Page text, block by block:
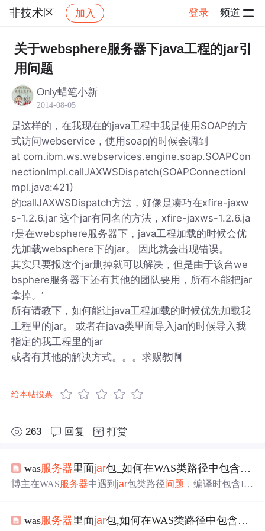
非技术区 加入 登录 频道
社区 非技术区 帖子详情
关于websphere服务器下java工程的jar引
用问题
Only蜡笔小新
2014-08-05
是这样的，在我现在的java工程中我是使用SOAP的方
式访问webservice，使用soap的时候会调到
at com.ibm.ws.webservices.engine.soap.SOAPCon
nectionImpl.callJAXWSDispatch(SOAPConnectionI
mpl.java:421)
的callJAXWSDispatch方法，好像是凑巧在xfire-jaxw
s-1.2.6.jar 这个jar有同名的方法，xfire-jaxws-1.2.6.ja
r是在websphere服务器下，java工程加载的时候会优
先加载websphere下的jar。 因此就会出现错误。
其实只要报这个jar删掉就可以解决，但是由于该台we
bsphere服务器下还有其他的团队要用，所有不能把jar
拿掉。‘
所有请教下，如何能让java工程加载的时候优先加载我
工程里的jar。 或者在java类里面导入jar的时候导入我
指定的我工程里的jar
或者有其他的解决方式。。。求赐教啊
给本帖投票
263 回复 打赏
was服务器里面jar包_如何在WAS类路径中包含
博主在WAS服务器中遇到 jar包类路径问题 ，编译时包含IB
现相同功能。文中给出使用JDBC API和unwrap方法等解决
was服务器里面jar包,如何在WAS类路径中包含